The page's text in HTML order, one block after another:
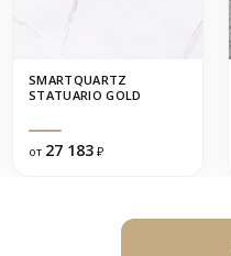
SMARTQUARTZ
STATUARIO GOLD
от 27 183 ₽